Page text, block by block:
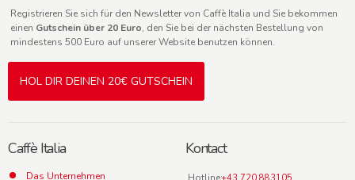
Registrieren Sie sich für den Newsletter von Caffè Italia und Sie bekommen
einen Gutschein über 20 Euro, den Sie bei der nächsten Bestellung von
mindestens 500 Euro auf unserer Website benutzen können.
HOL DIR DEINEN 20€ GUTSCHEIN
Caffè Italia
Das Unternehmen
Kontact